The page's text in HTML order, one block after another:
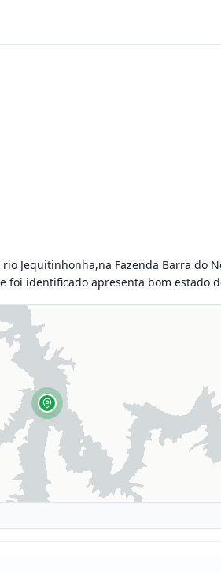
Jequitinhonha,na Fazenda Barra do
identificado apresenta bom estado